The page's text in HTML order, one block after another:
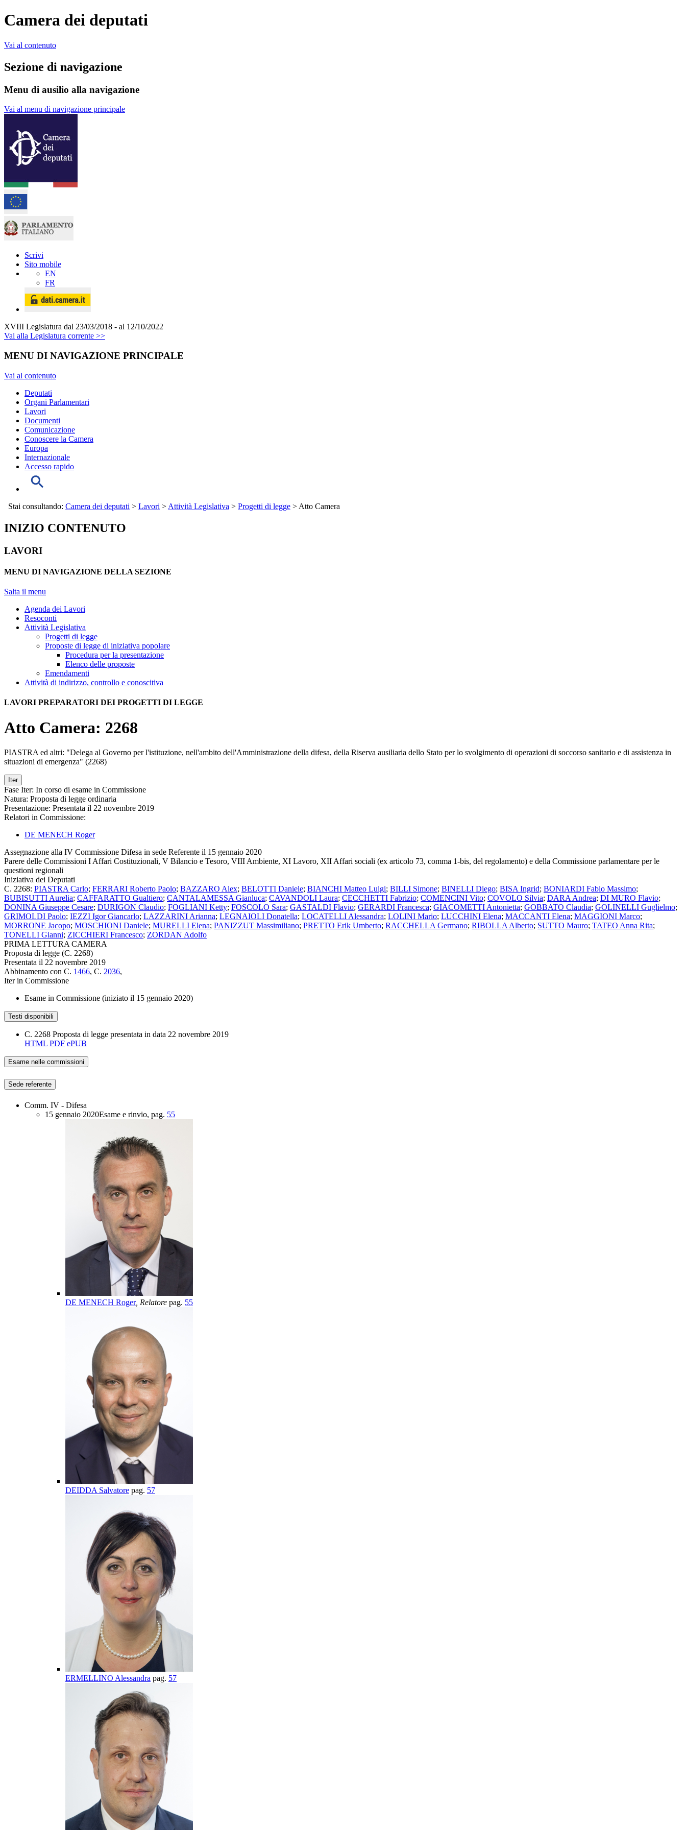
Camera dei deputati
Vai al contenuto
Sezione di navigazione
Menu di ausilio alla navigazione
Vai al menu di navigazione principale
Scrivi
Sito mobile
EN
FR
XVIII Legislatura dal 23/03/2018 - al 12/10/2022
Vai alla Legislatura corrente >>
MENU DI NAVIGAZIONE PRINCIPALE
Vai al contenuto
Deputati
Organi Parlamentari
Lavori
Documenti
Comunicazione
Conoscere la Camera
Europa
Internazionale
Accesso rapido
Stai consultando: Camera dei deputati > Lavori > Attività Legislativa > Progetti di legge > Atto Camera
INIZIO CONTENUTO
LAVORI
MENU DI NAVIGAZIONE DELLA SEZIONE
Salta il menu
Agenda dei Lavori
Resoconti
Attività Legislativa
Progetti di legge
Proposte di legge di iniziativa popolare
Procedura per la presentazione
Elenco delle proposte
Emendamenti
Attività di indirizzo, controllo e conoscitiva
LAVORI PREPARATORI DEI PROGETTI DI LEGGE
Atto Camera: 2268
PIASTRA ed altri: "Delega al Governo per l'istituzione, nell'ambito dell'Amministrazione della difesa, della Riserva ausiliaria dello Stato per lo svolgimento di operazioni di soccorso sanitario e di assistenza in
situazioni di emergenza" (2268)
Iter
Fase Iter: In corso di esame in Commissione
Natura: Proposta di legge ordinaria
Presentazione: Presentata il 22 novembre 2019
Relatori in Commissione:
DE MENECH Roger
Assegnazione alla IV Commissione Difesa in sede Referente il 15 gennaio 2020
Parere delle Commissioni I Affari Costituzionali, V Bilancio e Tesoro, VIII Ambiente, XI Lavoro, XII Affari sociali (ex articolo 73, comma 1-bis, del regolamento) e della Commissione parlamentare per le
questioni regionali
Iniziativa dei Deputati
C. 2268: PIASTRA Carlo; FERRARI Roberto Paolo; BAZZARO Alex; BELOTTI Daniele; BIANCHI Matteo Luigi; BILLI Simone; BINELLI Diego; BISA Ingrid; BONIARDI Fabio Massimo;
BUBISUTTI Aurelia; CAFFARATTO Gualtiero; CANTALAMESSA Gianluca; CAVANDOLI Laura; CECCHETTI Fabrizio; COMENCINI Vito; COVOLO Silvia; DARA Andrea; DI MURO Flavio;
DONINA Giuseppe Cesare; DURIGON Claudio; FOGLIANI Ketty; FOSCOLO Sara; GASTALDI Flavio; GERARDI Francesca; GIACOMETTI Antonietta; GOBBATO Claudia; GOLINELLI Guglielmo;
GRIMOLDI Paolo; IEZZI Igor Giancarlo; LAZZARINI Arianna; LEGNAIOLI Donatella; LOCATELLI Alessandra; LOLINI Mario; LUCCHINI Elena; MACCANTI Elena; MAGGIONI Marco;
MORRONE Jacopo; MOSCHIONI Daniele; MURELLI Elena; PANIZZUT Massimiliano; PRETTO Erik Umberto; RACCHELLA Germano; RIBOLLA Alberto; SUTTO Mauro; TATEO Anna Rita;
TONELLI Gianni; ZICCHIERI Francesco; ZORDAN Adolfo
PRIMA LETTURA CAMERA
Proposta di legge (C. 2268)
Presentata il 22 novembre 2019
Abbinamento con C. 1466, C. 2036,
Iter in Commissione
Esame in Commissione (iniziato il 15 gennaio 2020)
Testi disponibili
C. 2268 Proposta di legge presentata in data 22 novembre 2019
HTML PDF ePUB
Esame nelle commissioni
Sede referente
Comm. IV - Difesa
15 gennaio 2020Esame e rinvio, pag. 55
DE MENECH Roger, Relatore pag. 55
DEIDDA Salvatore pag. 57
ERMELLINO Alessandra pag. 57